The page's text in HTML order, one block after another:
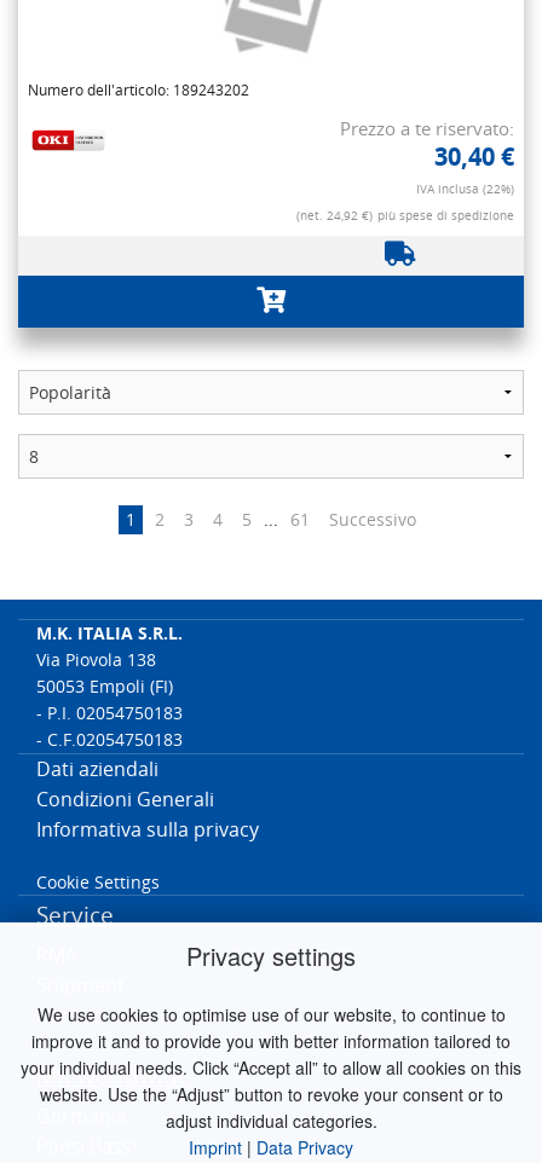
Privacy settings
We use cookies to optimise use of our website, to continue to
improve it and to provide you with better information tailored to
your individual needs. Click “Accept all” to allow all cookies on this
website. Use the “Adjust” button to revoke your consent or to
adjust individual categories.
Imprint | Data Privacy
Numero dell'articolo: 189243202
Prezzo a te riservato:
30,40 €
IVA inclusa (22%)
(net. 24,92 €) più spese di spedizione
1 2 3 4 5 ... 61 Successivo
M.K. ITALIA S.R.L.
Via Piovola 138
50053 Empoli (FI)
- P.I. 02054750183
- C.F.02054750183
Dati aziendali
Condizioni Generali
Informativa sulla privacy
Cookie Settings
Service
Contact
MK worldwide